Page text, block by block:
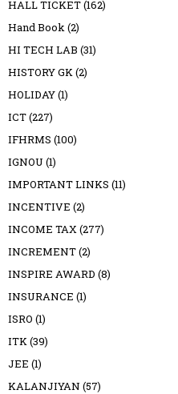
HALL TICKET(162)
Hand Book(2)
HI TECH LAB (31)
HISTORY GK(2)
HOLIDAY(1)
ICT(227)
IFHRMS (100)
IGNOU (1)
IMPORTANT LINKS (11)
INCENTIVE (2)
INCOME TAX(277)
INCREMENT(2)
INSPIRE AWARD (8)
INSURANCE (1)
ISRO (1)
ITK(39)
JEE (1)
KALANJIYAN (57)